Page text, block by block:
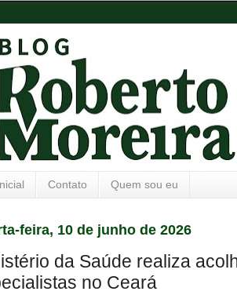
Contato Quem sou eu
feira, 10 de junho de 2026
da Saúde realiza
no Ceará